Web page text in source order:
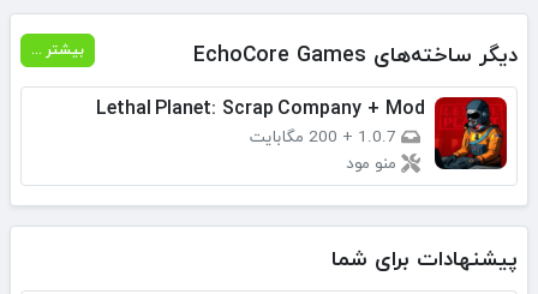
دیگر ساخته‌های EchoCore Games بیشتر ...
Lethal Planet: Scrap Company + Mod
1.0.7
+ 200 مگابایت
منو مود
پیشنهادات برای شما